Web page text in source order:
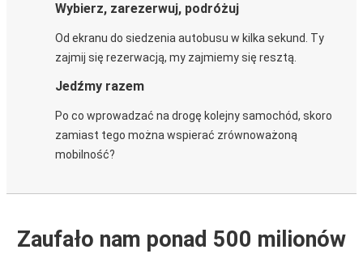
Wybierz, zarezerwuj, podróżuj
Od ekranu do siedzenia autobusu w kilka sekund. Ty
zajmij się rezerwacją, my zajmiemy się resztą.
Jedźmy razem
Po co wprowadzać na drogę kolejny samochód, skoro
zamiast tego można wspierać zrównoważoną
mobilność?
Zaufało nam ponad 500 milionów